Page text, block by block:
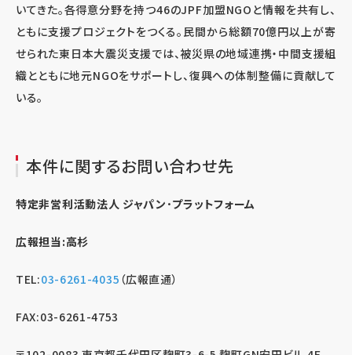
いてきた。各得意分野を持つ46のJPF加盟NGOと情報を共有し、
ともに支援プロジェクトをつくる。民間から総額70億円以上が寄
せられた東日本大震災支援では、被災県の地域連携・中間支援組
織とともに地元NGOをサポートし、復興への体制整備に貢献して
いる。
本件に関するお問い合わせ先
特定非営利活動法人 ジャパン･プラットフォーム
広報担当:高杉
TEL:03-6261-4035 （広報直通）
FAX:03-6261-4753